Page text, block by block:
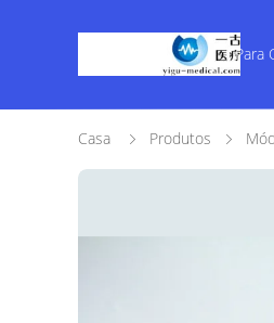
Para
Casa Produtos